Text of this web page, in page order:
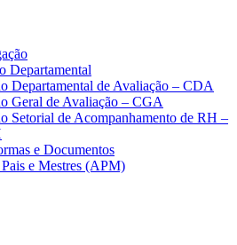
Departamental
Departamental de Avaliação – CDA
Geral de Avaliação – CGA
Setorial de Acompanhamento de RH –
e Documentos
e Mestres (APM)